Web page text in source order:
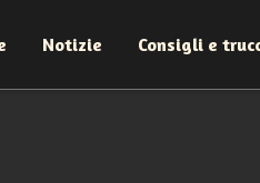
Notizie Consigli e